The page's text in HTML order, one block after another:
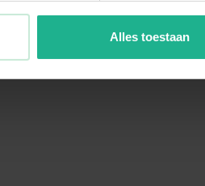
Alles toestaan